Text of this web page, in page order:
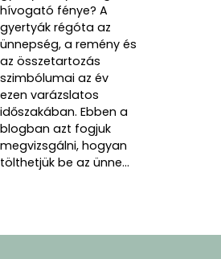
hívogató fénye? A
gyertyák régóta az
ünnepség, a remény és
az összetartozás
szimbólumai az év
ezen varázslatos
időszakában. Ebben a
blogban azt fogjuk
megvizsgálni, hogyan
tölthetjük be az ünne...